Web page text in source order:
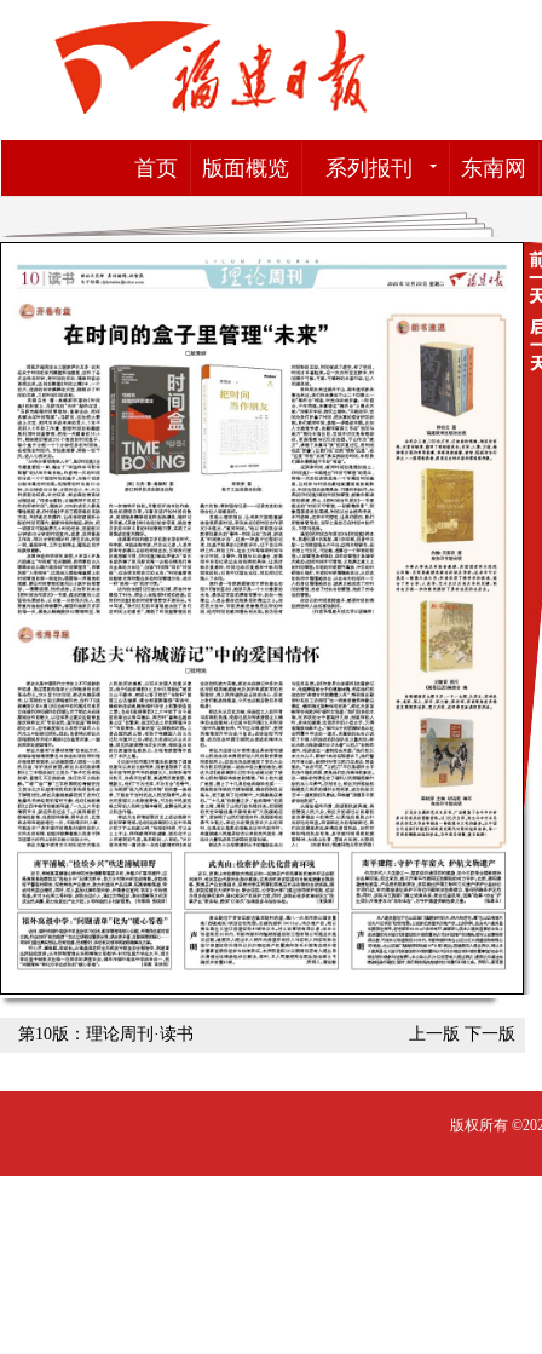
首页 版面概览 系列报刊 东南网
第10版：理论周刊·读书 上一版 下一版
版权所有